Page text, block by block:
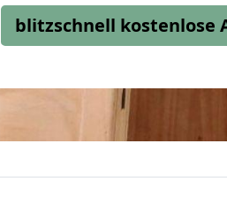
blitzschnell kostenlose